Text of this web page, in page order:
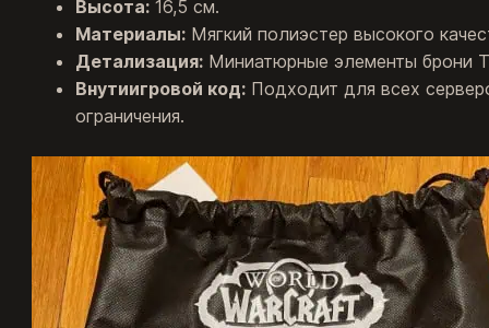
Высота: 16,5 см.
Материалы: Мягкий полиэстер высокого
Детализация: Миниатюрные элементы брони
Внутиигровой код: Подходит для всех
ограничения.